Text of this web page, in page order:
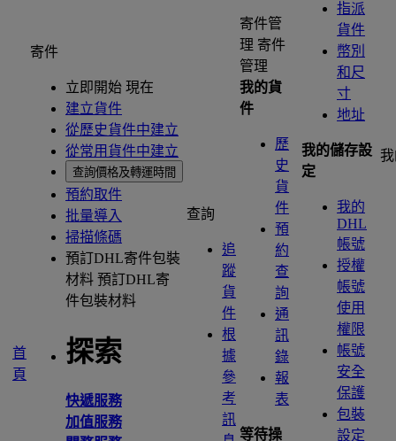
首
頁
寄件
立即開始 現在
建立貨件
從歷史貨件中建立
從常用貨件中建立
查詢價格及轉運時間
預約取件
批量導入
掃描條碼
預訂DHL寄件包裝
材料 預訂DHL寄
件包裝材料
探索
快遞服務
加值服務
查詢
追
蹤
貨
件
根
據
參
考
訊
寄件管
理 寄件
管理
我的貨
件
歷
史
貨
件
預
約
查
詢
通
訊
錄
報
表
等待操
指派
貨件
幣別
和尺
寸
地址
我的儲存設
定
我的
DHL
帳號
授權
帳號
使用
權限
帳號
安全
保護
包裝
設定